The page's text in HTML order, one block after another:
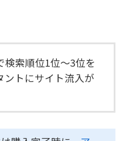
検索順位1位～3位を
ントにサイト流入が